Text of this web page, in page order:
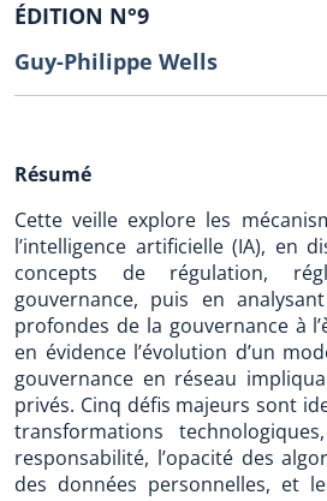
ÉDITION N°9
Guy-Philippe Wells
Résumé
Cette veille explore les
l’intelligence artificielle (IA), en
concepts de régulation,
gouvernance, puis en
profondes de la gouvernance à
en évidence l’évolution d’un
gouvernance en réseau
privés. Cinq défis majeurs sont
transformations
responsabilité, l’opacité des
des données personnelles, et